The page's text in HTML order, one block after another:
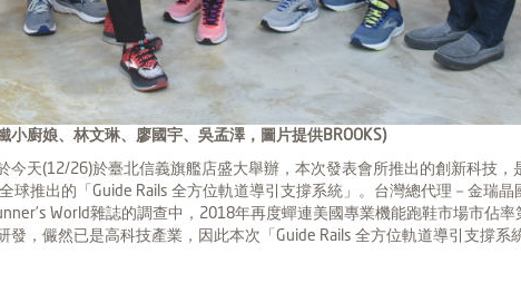
廚娘、林文琳、廖國宇、吳孟澤，圖片提供BROOKS)
今天(12/26)於臺北信義旗艦店盛大舉辦，本次發表會所推出的創新科技，
推出的「Guide Rails 全方位軌道導引支撐系統」。台灣總代理－金瑞晶
World雜誌的調查中，2018年再度蟬連美國專業機能跑鞋市場市佔
發，儼然已是高科技產業，因此本次「Guide Rails 全方位軌道導引支撐系